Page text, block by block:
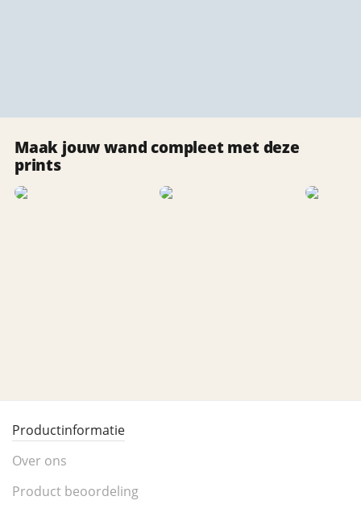
Maak jouw wand compleet met deze
prints
Productinformatie
Over ons
Product beoordeling